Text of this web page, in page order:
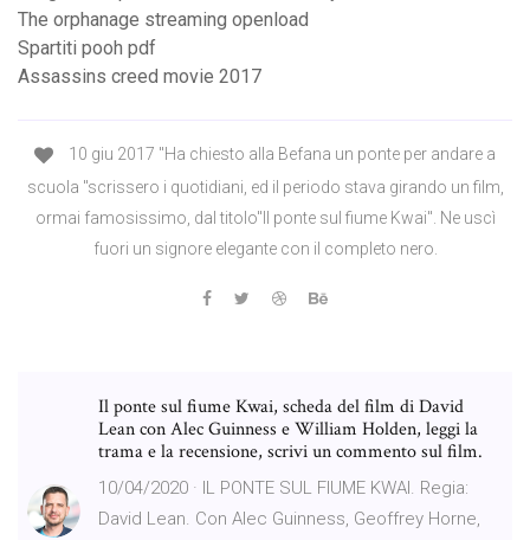
The orphanage streaming openload
Spartiti pooh pdf
Assassins creed movie 2017
10 giu 2017 "Ha chiesto alla Befana un ponte per andare a
scuola "scrissero i quotidiani, ed il periodo stava girando un film,
ormai famosissimo, dal titolo"Il ponte sul fiume Kwai". Ne uscì
fuori un signore elegante con il completo nero.
Il ponte sul fiume Kwai, scheda del film di David
Lean con Alec Guinness e William Holden, leggi la
trama e la recensione, scrivi un commento sul film.
10/04/2020 · IL PONTE SUL FIUME KWAI. Regia:
David Lean. Con Alec Guinness, Geoffrey Horne,